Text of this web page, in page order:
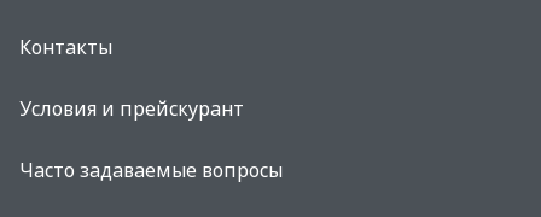
Контакты
Условия и прейскурант
Часто задаваемые вопросы